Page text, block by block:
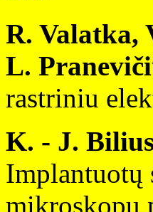
R. Valatka,
L.
rastriniu
K. - J.
Implantuotų
mikroskopu